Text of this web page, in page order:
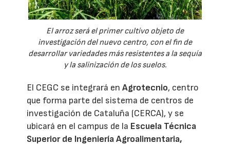
El arroz será el primer cultivo objeto de
investigación del nuevo centro, con el fin de
desarrollar variedades más resistentes a la sequía
y la salinización de los suelos.
El CEGC se integrará enAgrotecnio, centro
que forma parte del sistema de centros de
investigación de Cataluña (CERCA), y se
ubicará en el campus de la Escuela Técnica
Superior de Ingeniería Agroalimentaria,